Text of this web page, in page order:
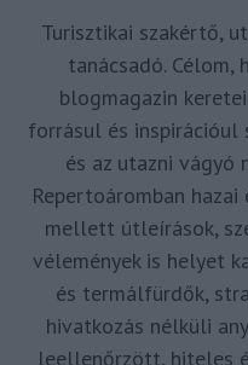
Turisztikai szakértő,
tanácsadó.
blogmagazin
forrásul és inspirációul
és az utazni vágyó
Repertoáromban
mellett útleírások,
vélemények is helyet
és termálfürdők,
hivatkozás nélküli
leellenőrzött, hiteles